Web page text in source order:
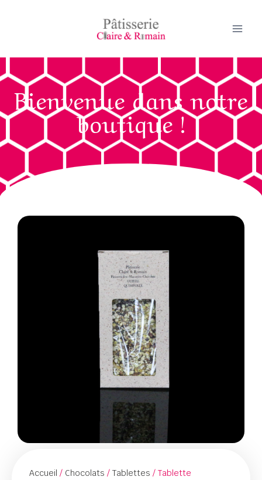
Bienvenue dans notre
boutique !
Accueil / Chocolats / Tablettes / Tablette